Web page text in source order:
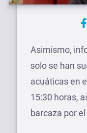
Asimismo,
solo se han
acuáticas en
15:30 horas,
barcaza por